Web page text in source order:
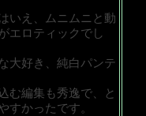
いえ、ムニムニと動
エロティックでし
大好き、純白パンテ
む編集も秀逸で、と
すかったです。